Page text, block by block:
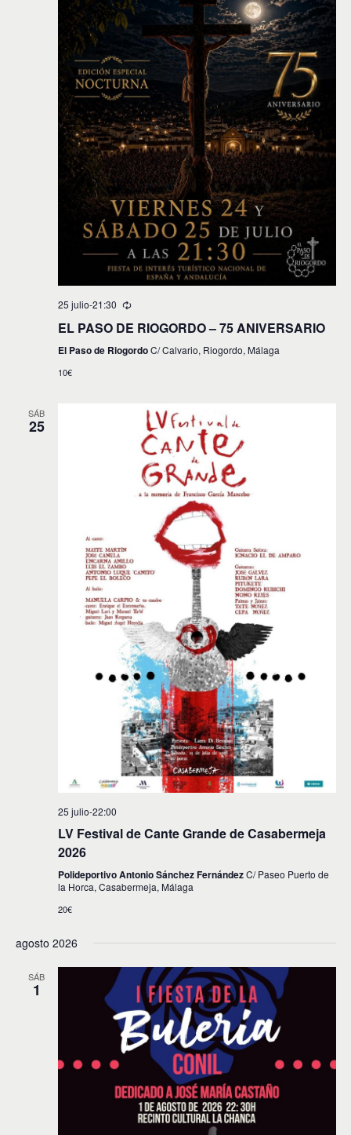
25 julio-21:30
EL PASO DE RIOGORDO – 75 ANIVERSARIO
El Paso de RiogordoC/ Calvario, Riogordo, Málaga
10€
SÁB
25
25 julio-22:00
LV Festival de Cante Grande de Casabermeja
2026
Polideportivo Antonio Sánchez FernándezC/ Paseo Puerto de
la Horca, Casabermeja, Málaga
20€
agosto 2026
SÁB
1